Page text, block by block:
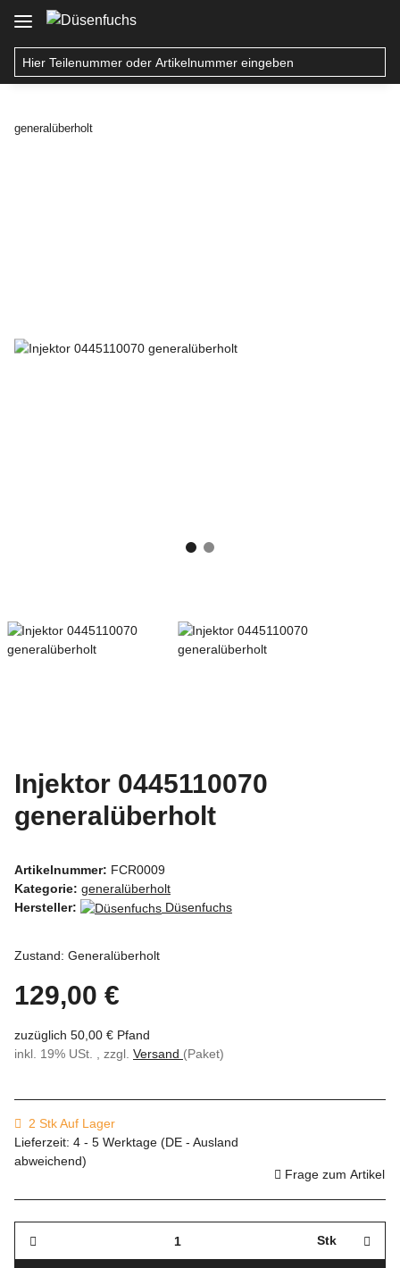
generalüberholt
Injektor 0445110070
generalüberholt
Artikelnummer: FCR0009
Kategorie: generalüberholt
Hersteller:
Düsenfuchs
Zustand: Generalüberholt
129,00 €
zuzüglich 50,00 € Pfand
inkl. 19% USt. , zzgl. Versand (Paket)
2 Stk Auf Lager
Lieferzeit: 4 - 5 Werktage (DE - Ausland
abweichend)
Frage zum Artikel
Stk